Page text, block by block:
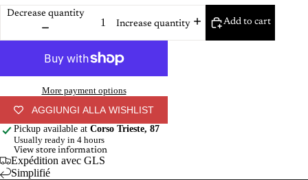
Decrease quantity
Increase quantity
Add to cart
More payment options
AGGIUNGI ALLA WISHLIST
Pickup available at Corso Trieste, 87
Usually ready in 4 hours
View store information
Expédition avec GLS
Simplifié